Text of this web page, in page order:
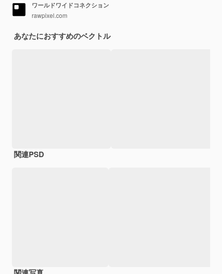
ワールドワイドコネクション
rawpixel.com
あなたにおすすめのベクトル
関連PSD